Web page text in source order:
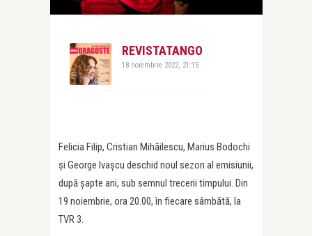
REVISTATANGO
18 noiembrie 2022, 21:15
Felicia Filip, Cristian Mihăilescu, Marius Bodochi
și George Ivașcu deschid noul sezon al emisiunii,
după şapte ani, sub semnul trecerii timpului. Din
19 noiembrie, ora 20.00, în fiecare sâmbătă, la
TVR 3.